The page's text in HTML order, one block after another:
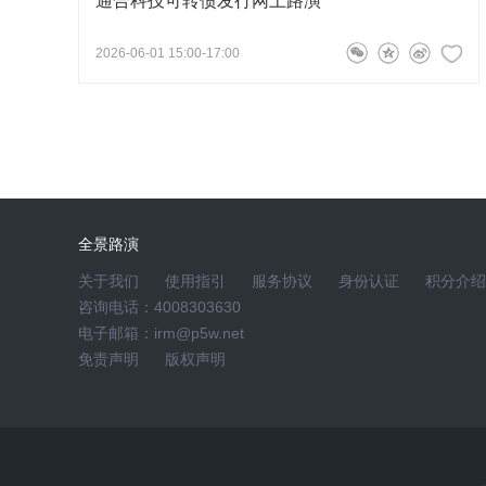
2026-06-01 15:00-17:00
全景路演
关于我们 使用指引 服务协议 身份认证
积分介绍
咨询电话：4008303630
电子邮箱：irm@p5w.net
免责声明
版权声明